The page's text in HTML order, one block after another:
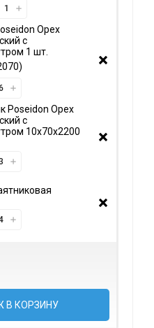
Орех
с
1 шт.
Poseidon Орех
с
10х70х2200
В КОРЗИНУ